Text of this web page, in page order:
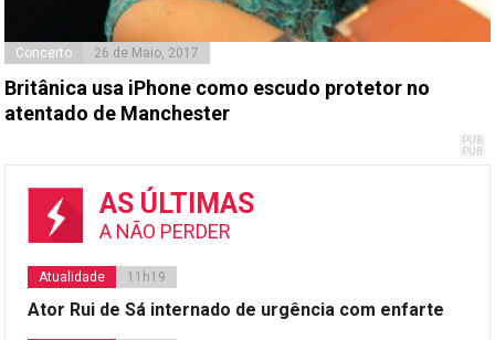
Concerto 26 de Maio, 2017
Britânica usa iPhone como escudo protetor no
atentado de Manchester
AS ÚLTIMAS
A NÃO PERDER
Atualidade 11h19
Ator Rui de Sá internado de urgência com enfarte